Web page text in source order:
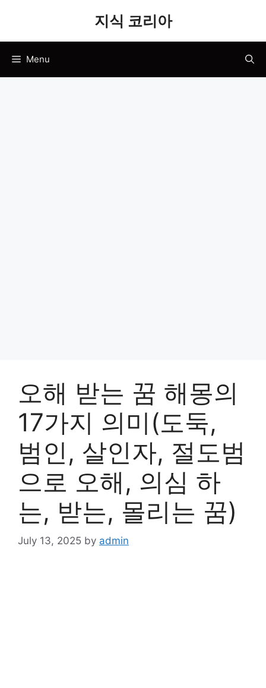
지식 코리아
Menu
오해 받는 꿈 해몽의
17가지 의미(도둑,
범인, 살인자, 절도범
으로 오해, 의심 하
는, 받는, 몰리는 꿈)
July 13, 2025 by admin